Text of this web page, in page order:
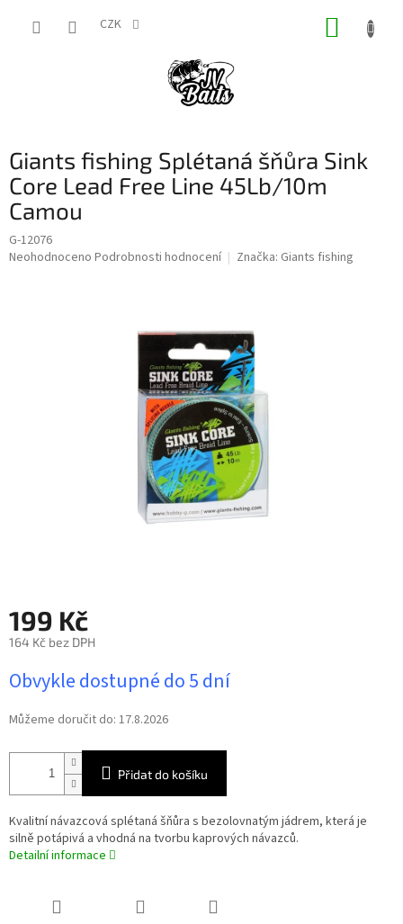
CZK
Giants fishing Splétaná šňůra Sink
Core Lead Free Line 45Lb/10m
Camou
G-12076
Průměrné
Neohodnoceno Podrobnosti hodnocení Značka: Giants fishing
199 Kč
164 Kč bez DPH
cena:
Obvykle dostupné do 5 dní
Můžeme doručit do: 17.8.2026
Přidat do košíku
Kvalitní návazcová splétaná šňůra s bezolovnatým jádrem, která je
silně potápivá a vhodná na tvorbu kaprových návazců.
Detailní informace